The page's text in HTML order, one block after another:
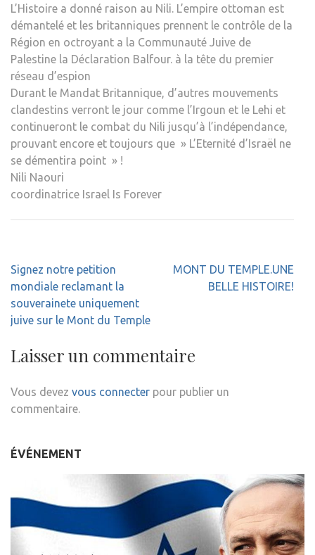
L’Histoire a donné raison au Nili. L’empire ottoman est
démantelé et les britanniques prennent le contrôle de la
Région en octroyant a la Communauté Juive de
Palestine la Déclaration Balfour. à la tête du premier
réseau d’espion
Durant le Mandat Britannique, d’autres mouvements
clandestins verront le jour comme l’Irgoun et le Lehi et
continueront le combat du Nili jusqu’à l’indépendance,
prouvant encore et toujours que » L’Eternité d’Israël ne
se démentira point » !
Nili Naouri
coordinatrice Israel Is Forever
Navigation
de
l’article
Signez notre petition
mondiale reclamant la
souverainete uniquement
juive sur le Mont du Temple
MONT DU TEMPLE.UNE
BELLE HISTOIRE!
Laisser un commentaire
Vous devez vous connecter pour publier un
commentaire.
ÉVÉNEMENT